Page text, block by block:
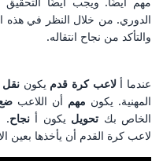
الدوري. من خلال النظر في هذه
والتأكد من نجاح انتقاله.
عندما ألاعب كرة قدم يكوننقل
المهنية. يكون مهم أن اللاعب
الخاص بك تحويل يكون أنجاح.
لاعب كرة القدم أن يأخذها بعين